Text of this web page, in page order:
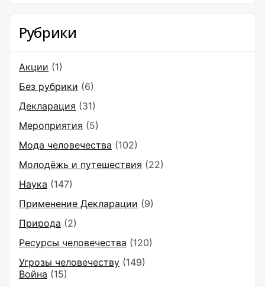
Рубрики
Акции (1)
Без рубрики (6)
Декларация (31)
Мероприятия (5)
Мода человечества (102)
Молодёжь и путешествия (22)
Наука (147)
Применение Декларации (9)
Природа (2)
Ресурсы человечества (120)
Угрозы человечеству (149)
Война (15)